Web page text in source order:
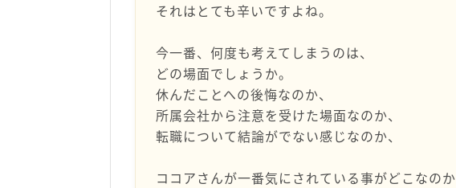
それはとても辛いですよね。
今一番、何度も考えてしまうのは、
どの場面でしょうか。
休んだことへの後悔なのか、
所属会社から注意を受けた場面なのか、
転職について結論がでない感じなのか、
ココアさんが一番気にされている事がどこなのか